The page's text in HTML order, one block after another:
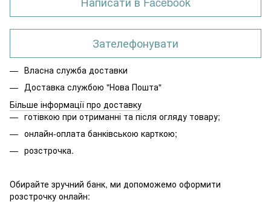
Зателефонувати
Власна служба доставки
Доставка службою "Нова Пошта"
Більше інформації про доставку
готівкою при отриманні та після огляду товару;
онлайн-оплата банківською карткою;
розстрочка.
Обирайте зручний банк, ми допоможемо оформити
розстрочку онлайн: